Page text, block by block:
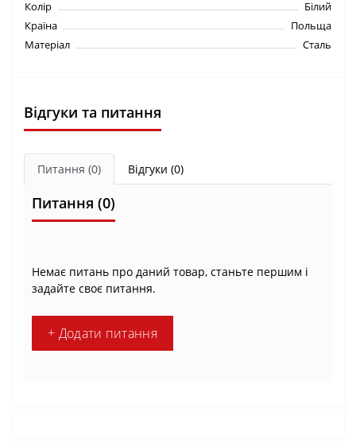
Колір
Білий
Країна
Польща
Матеріал
Сталь
Відгуки та питання
Питання (0) Відгуки (0)
Питання (0)
Немає питань про даний товар, станьте першим і
задайте своє питання.
+ Додати питання